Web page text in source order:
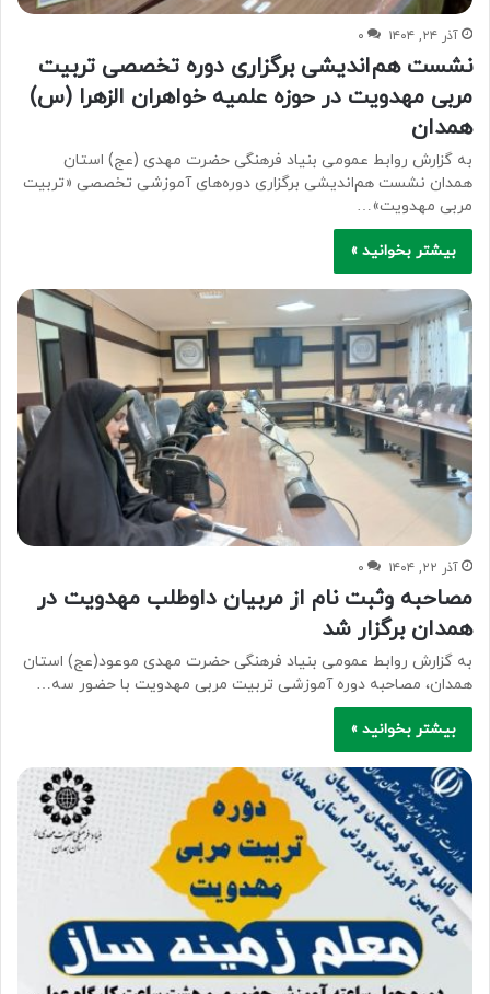
آذر ۲۴, ۱۴۰۴ ۰
نشست هم‌اندیشی برگزاری دوره تخصصی تربیت
مربی مهدویت در حوزه علمیه خواهران الزهرا (س)
همدان
به گزارش روابط عمومی بنیاد فرهنگی حضرت مهدی (عج) استان
همدان نشست هم‌اندیشی برگزاری دوره‌های آموزشی تخصصی «تربیت
مربی مهدویت»…
بیشتر بخوانید »
آذر ۲۲, ۱۴۰۴ ۰
مصاحبه وثبت نام از مربیان داوطلب مهدویت در
همدان برگزار شد
به گزارش روابط عمومی بنیاد فرهنگی حضرت مهدی موعود(عج) استان
همدان، مصاحبه دوره آموزشی تربیت مربی مهدویت با حضور سه…
بیشتر بخوانید »